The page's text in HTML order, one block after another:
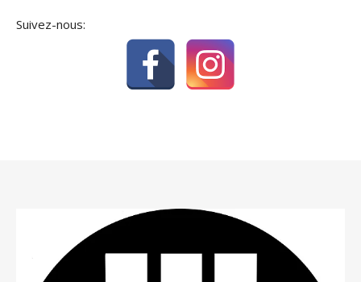
Suivez-nous: